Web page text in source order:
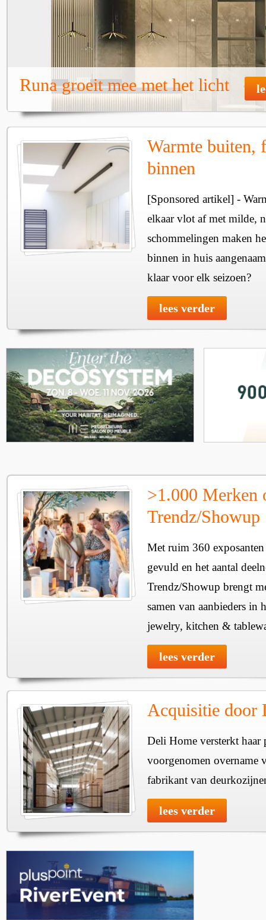
Runa groeit mee met het licht
Warmte buiten,
binnen
[Sponsored artikel] -
elkaar vlot af met milde,
schommelingen maken
binnen in huis
klaar voor elk seizoen?
lees verder
>1.000 Merken
Trendz/Showup
Met ruim 360
gevuld en het aantal
Trendz/Showup brengt
samen van aanbieders in
jewelry, kitchen &
lees verder
Acquisitie door
Deli Home versterkt haar
voorgenomen overname
fabrikant van
lees verder